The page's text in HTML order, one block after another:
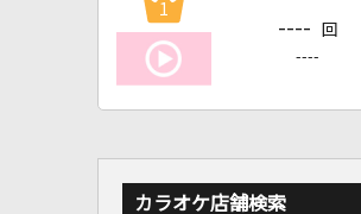
1
---- 回
----
カラオケ店舗検索